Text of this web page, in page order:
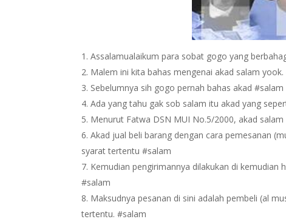
Assalamualaikum para sobat gogo yang
Malem ini kita bahas mengenai akad salam
Sebelumnya sih gogo pernah bahas akad
Ada yang tahu gak sob salam itu akad yang
Menurut Fatwa DSN MUI No.5/2000, akad
Akad jual beli barang dengan cara pemesanan
syarat tertentu #salam
Kemudian pengirimannya dilakukan di kemudian
#salam
Maksudnya pesanan di sini adalah pembeli (al
tertentu. #salam